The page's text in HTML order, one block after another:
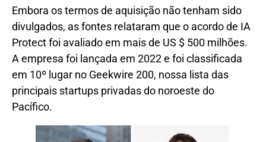
Embora os termos de aquisição não tenham sido
divulgados, as fontes relataram que o acordo de IA
Protect foi avaliado em mais de US $ 500 milhões.
A empresa foi lançada em 2022 e foi classificada
em 10º lugar no Geekwire 200, nossa lista das
principais startups privadas do noroeste do
Pacífico.